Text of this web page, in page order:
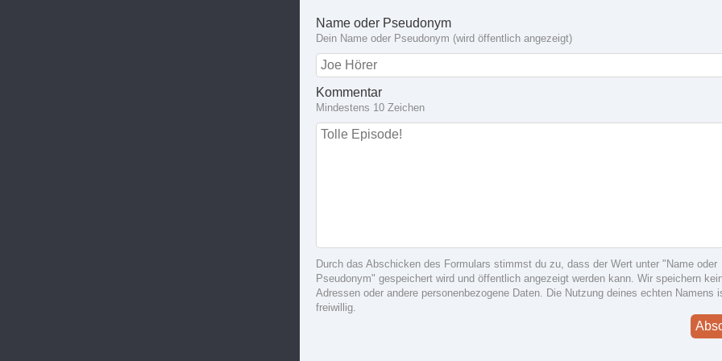
Name oder Pseudonym
Dein Name oder Pseudonym (wird öffentlich angezeigt)
Kommentar
Mindestens 10 Zeichen
Durch das Abschicken des Formulars stimmst du zu, dass der Wert unter "Name oder
Pseudonym" gespeichert wird und öffentlich angezeigt werden kann. Wir speichern
Adressen oder andere personenbezogene Daten. Die Nutzung deines echten Namens
freiwillig.